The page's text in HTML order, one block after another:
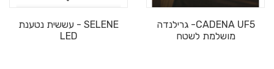
CADENA UF5- גרילנדה
מושלמת לשטח
SELENE - עששית נטענת
LED